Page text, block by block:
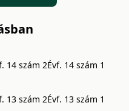
14 szám 2Évf. 14 szám 1
13 szám 2Évf. 13 szám 1